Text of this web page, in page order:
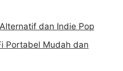
dan Indie Pop
Portabel Mudah dan